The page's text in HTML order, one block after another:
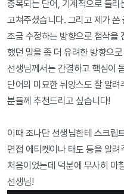
중복되는 단어, 기계적으로 들
고쳐주셨습니다. 그리고 제가
조금 수정하는 방향으로 첨삭을
했던 말을 좀 더 유려한 방향으
선생님께서는 간결하고 핵심이
단어의 미묘한 뉘앙스도 잘 알
분들께 추천드리고 싶습니다!
이때 조나단 선생님한테 스크립
면접 에티켓이나 태도 등을 알려
처음이었는데 덕분에 무사히 마
선생님!